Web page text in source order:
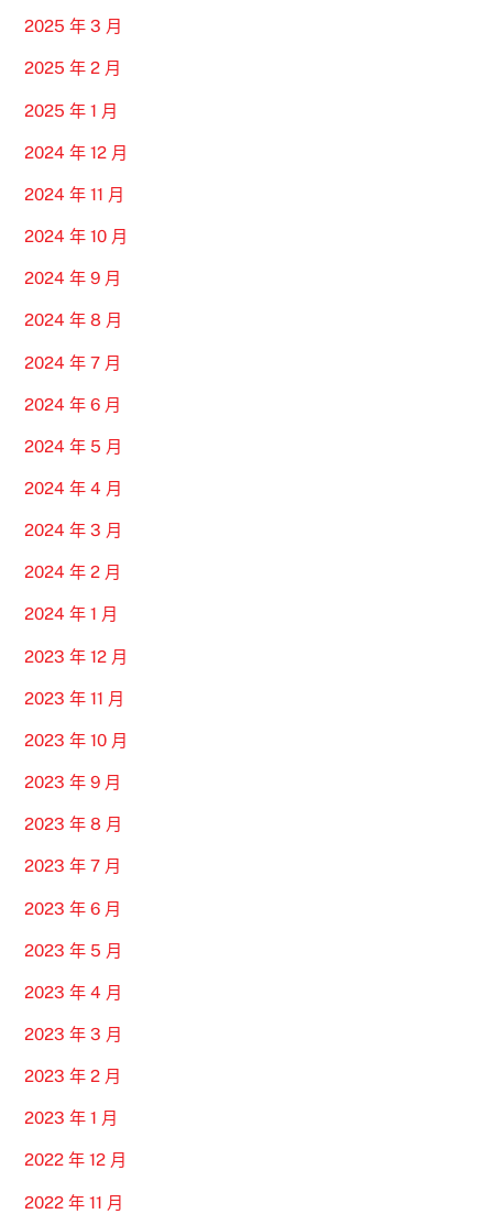
2025 年 3 月
2025 年 2 月
2025 年 1 月
2024 年 12 月
2024 年 11 月
2024 年 10 月
2024 年 9 月
2024 年 8 月
2024 年 7 月
2024 年 6 月
2024 年 5 月
2024 年 4 月
2024 年 3 月
2024 年 2 月
2024 年 1 月
2023 年 12 月
2023 年 11 月
2023 年 10 月
2023 年 9 月
2023 年 8 月
2023 年 7 月
2023 年 6 月
2023 年 5 月
2023 年 4 月
2023 年 3 月
2023 年 2 月
2023 年 1 月
2022 年 12 月
2022 年 11 月